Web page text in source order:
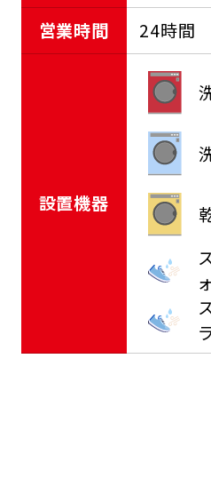
営業時間
24時間
設置機器